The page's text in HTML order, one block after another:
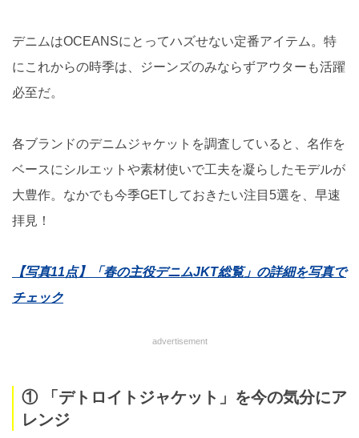
デニムはOCEANSにとってハズせない定番アイテム。特
にこれからの時季は、ジーンズのみならずアウターも活躍
必至だ。
各ブランドのデニムジャケットを調査していると、名作を
ベースにシルエットや素材使いで工夫を凝らしたモデルが
大豊作。なかでも今季GETしておきたい注目5選を、早速
拝見！
【写真11点】「春の主役デニムJKT総覧」の詳細を写真で
チェック
advertisement
① 「デトロイトジャケット」を今の気分にア
レンジ